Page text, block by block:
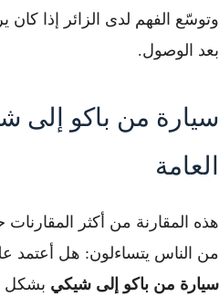
وتوسّع الفهم لدى الزائر إذا كان
بعد الوصول.
سيارة من باكو إلى
العامة
هذه المقارنة من أكثر المقارنات
من الناس يتساءلون: هل أعتمد
سيارة من باكو إلى شيكي بشكل